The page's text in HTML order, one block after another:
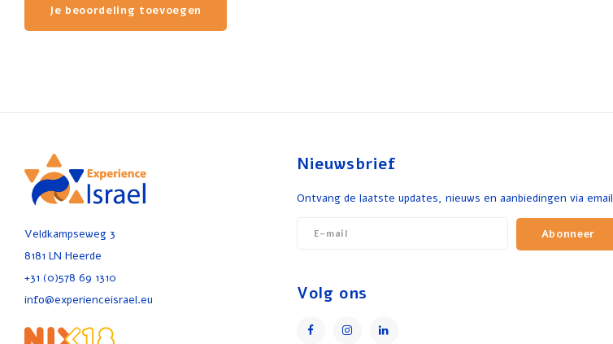
Je beoordeling toevoegen
Veldkampseweg 3
8181 LN Heerde
+31 (0)578 69 1310
info@experienceisrael.eu
Nieuwsbrief
Ontvang de laatste updates, nieuws en aanbiedingen via email
Abonneer
Volg ons